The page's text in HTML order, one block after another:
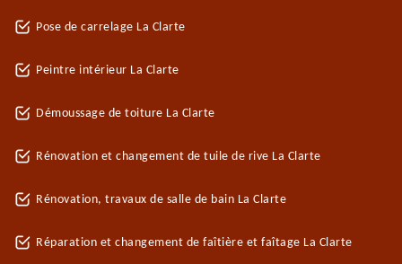
Pose de carrelage La Clarte
Peintre intérieur La Clarte
Démoussage de toiture La Clarte
Rénovation et changement de tuile de rive La Clarte
Rénovation, travaux de salle de bain La Clarte
Réparation et changement de faîtière et faîtage La Clarte